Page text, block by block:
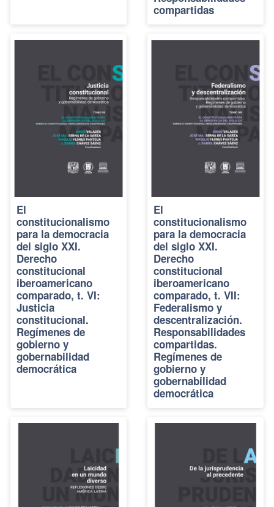
compartidas
El
constitucionalismo
para la democracia
del siglo XXI.
Derecho
constitucional
iberoamericano
comparado, t. VI:
Justicia
constitucional.
Regímenes de
gobierno y
gobernabilidad
democrática
El
constitucionalismo
para la democracia
del siglo XXI.
Derecho
constitucional
iberoamericano
comparado, t. VII:
Federalismo y
descentralización.
Responsabilidades
compartidas.
Regímenes de
gobierno y
gobernabilidad
democrática